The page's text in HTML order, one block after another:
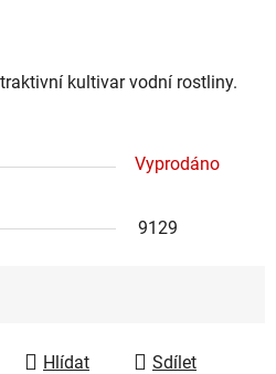
kultivar vodní rostliny.
Vyprodáno
9129
Hlídat Sdílet